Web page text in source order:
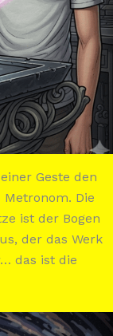
Geste den
Metronom. Die
ist der Bogen
der das Werk
das ist die